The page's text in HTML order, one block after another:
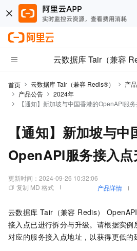
云数据库 Tair（兼容
首页 云数据库 Tair（兼容 Redis®） 产
产品公告
2024年
【通知】新加坡与中国香港的OpenAPI服
【通知】新加坡与中
OpenAPI服务接入
更新时间： 2024-09-26 10:32:06
复制 MD 格式
产品详情
云数据库 Tair（兼容 Redis） OpenAPI
接入点已进行拆分与升级。请根据实例
对应的服务接入点地址，以获得更低的